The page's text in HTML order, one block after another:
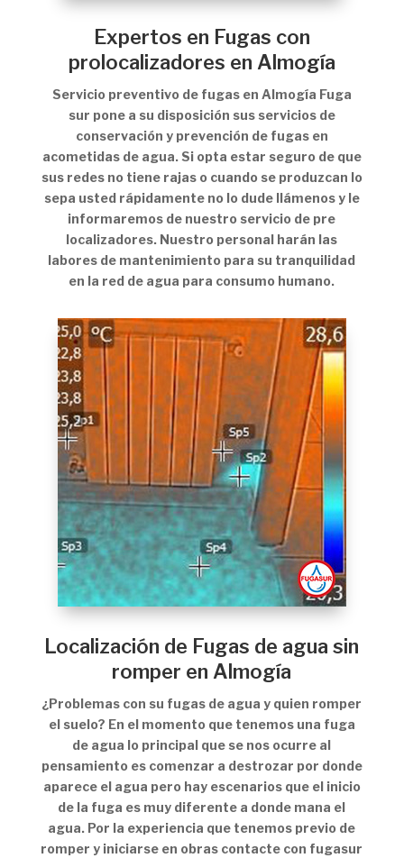
Expertos en Fugas con
prolocalizadores en Almogía
Servicio preventivo de fugas en Almogía Fuga
sur pone a su disposición sus servicios de
conservación y prevención de fugas en
acometidas de agua. Si opta estar seguro de que
sus redes no tiene rajas o cuando se produzcan lo
sepa usted rápidamente no lo dude llámenos y le
informaremos de nuestro servicio de pre
localizadores. Nuestro personal harán las
labores de mantenimiento para su tranquilidad
en la red de agua para consumo humano.
Localización de Fugas de agua sin
romper en Almogía
¿Problemas con su fugas de agua y quien romper
el suelo? En el momento que tenemos una fuga
de agua lo principal que se nos ocurre al
pensamiento es comenzar a destrozar por donde
aparece el agua pero hay escenarios que el inicio
de la fuga es muy diferente a donde mana el
agua. Por la experiencia que tenemos previo de
romper y iniciarse en obras contacte con fugasur